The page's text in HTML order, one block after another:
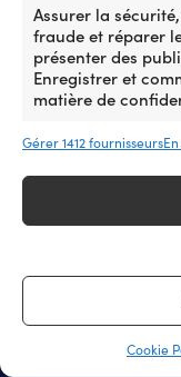
Assurer la
fraude et réparer
présenter des
Enregistrer et
matière de
Gérer 1412 fournisseurs
Cookie
produit
plusieurs
variations.
peuvent
choisies
produit
Striped Tee Light Pink /
Px cons.27,50€Le
prix
était
16,47€
La plus grande
– maintenant aussi
25 000
Clients super